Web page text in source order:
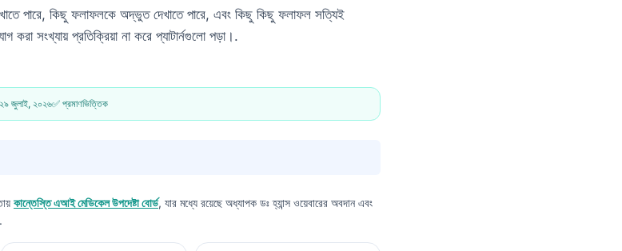
পারে, কিছু ফলাফলকে অদ্ভুত দেখাতে পারে, এবং কিছু কিছু ফলাফল সত্যিই
সংখ্যায় প্রতিক্রিয়া না করে প্যাটার্নগুলো পড়া।.
২৯ জুলাই, ২০২৬✅ প্রমাণভিত্তিক
কান্তেস্তি এআই মেডিকেল উপদেষ্টা বোর্ড, যার মধ্যে রয়েছে অধ্যাপক ডঃ হ্যান্স ওয়েবারের অবদান এবং